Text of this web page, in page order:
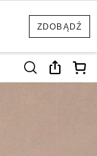
ZDOBĄDŹ